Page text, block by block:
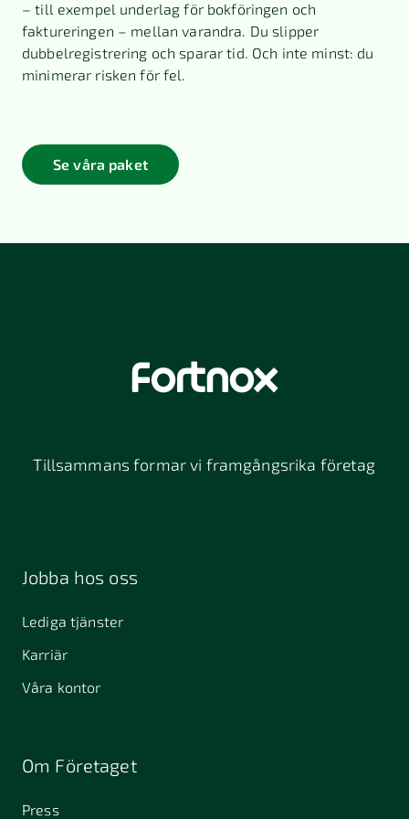
– till exempel underlag för bokföringen och
faktureringen – mellan varandra. Du slipper
dubbelregistrering och sparar tid. Och inte minst: du
minimerar risken för fel.
Se våra paket
Tillsammans formar vi framgångsrika företag
Jobba hos oss
Lediga tjänster
Karriär
Våra kontor
Om Företaget
Press